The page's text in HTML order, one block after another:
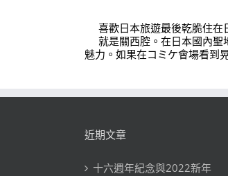
喜歡日本旅遊最後乾脆住
就是關西腔。在日本國內
魅力。如果在コミケ會場看到
近期文章
十六週年紀念與2022新年